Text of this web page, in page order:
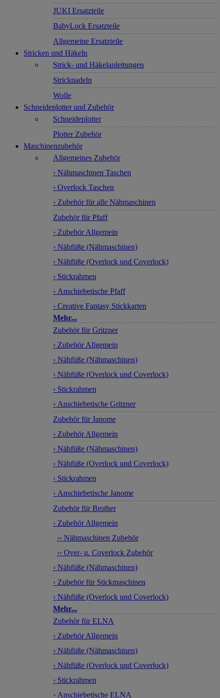
JUKI Ersatzteile
BabyLock Ersatzteile
Allgemeine Ersatzteile
Stricken und Häkeln
Strick- und Häkelanleitungen
Stricknadeln
Wolle
Schneideplotter und Zubehör
Schneideplotter
Plotter Zubehör
Maschinenzubehör
Allgemeines Zubehör
› Nähmaschinen Taschen
› Overlock Taschen
› Zubehör für alle Nähmaschinen
Zubehör für Pfaff
› Zubehör Allgemein
› Nähfüße (Nähmaschinen)
› Nähfüße (Overlock und Coverlock)
› Stickrahmen
› Anschiebetische Pfaff
› Creative Fantasy Stickkarten
Mehr...
Zubehör für Gritzner
› Zubehör Allgemein
› Nähfüße (Nähmaschinen)
› Nähfüße (Overlock und Coverlock)
› Stickrahmen
› Anschiebetische Gritzner
Zubehör für Janome
› Zubehör Allgemein
› Nähfüße (Nähmaschinen)
› Nähfüße (Overlock und Coverlock)
› Stickrahmen
› Anschiebetische Janome
Zubehör für Brother
› Zubehör Allgemein
›› Nähmaschinen Zubehör
›› Over- u. Coverlock Zubehör
› Nähfüße (Nähmaschinen)
› Zubehör für Stickmaschinen
› Nähfüße (Overlock und Coverlock)
Mehr...
Zubehör für ELNA
› Zubehör Allgemein
› Nähfüße (Nähmaschinen)
› Nähfüße (Overlock und Coverlock)
› Stickrahmen
› Anschiebetische ELNA